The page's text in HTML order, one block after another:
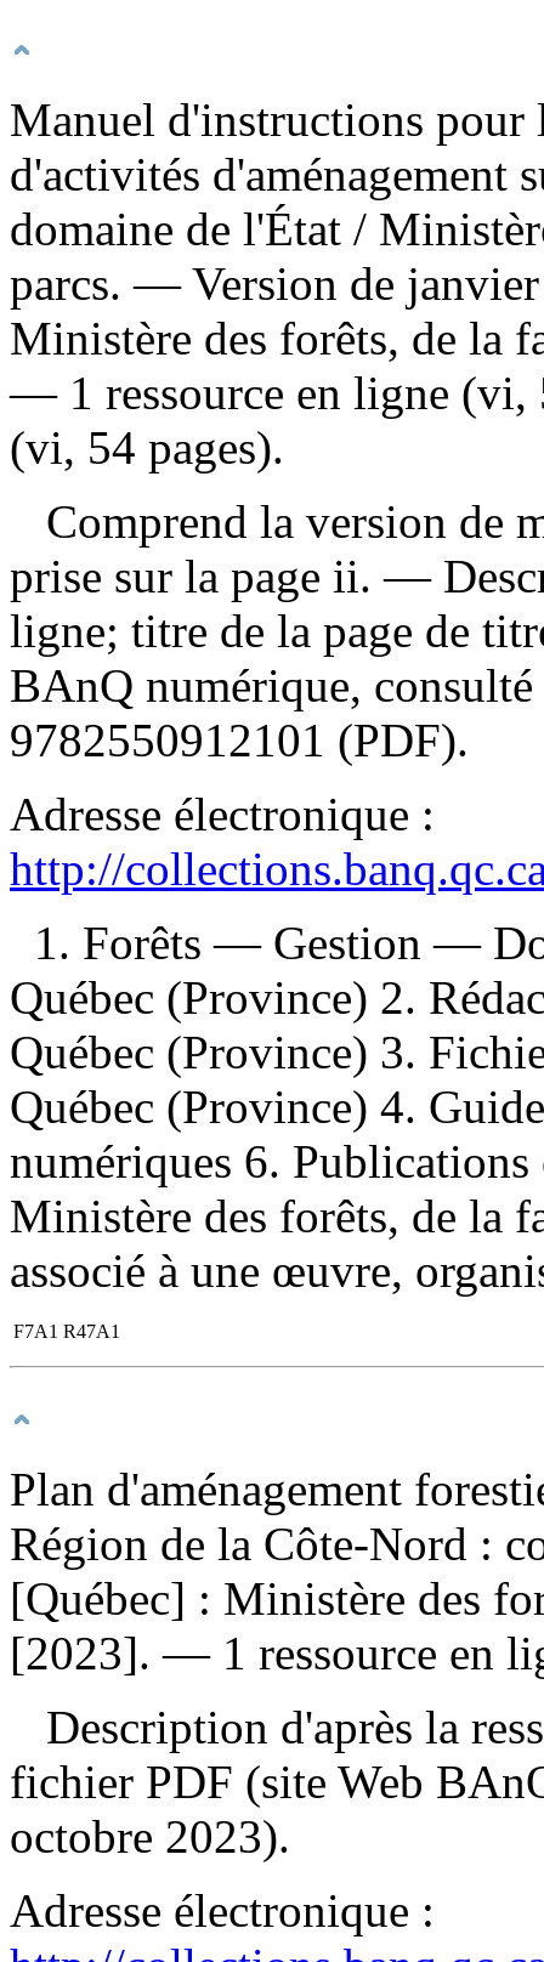
Manuel d'instructions pour
d'activités d'aménagement
domaine de l'État /
parcs. — Version de
Ministère des forêts, de la
— 1 ressource en ligne (vi,
(vi, 54 pages).
Comprend la version de
prise sur la page ii. —
ligne; titre de la page de
BAnQ numérique,
9782550912101 (PDF).
Adresse électronique :
http://
1. Forêts — Gestion —
Québec (Province) 2.
Québec (Province) 3.
Québec (Province) 4.
numériques 6.
Ministère des forêts, de la
associé à une œuvre,
F7A1 R47A1
Plan d'aménagement
Région de la Côte-Nord :
[Québec] : Ministère des
[2023]. — 1 ressource en
Description d'après la
fichier PDF (site Web
octobre 2023).
Adresse électronique :